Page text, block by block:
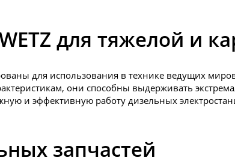
для тяжелой и
для использования в технике ведущих
они способны выдерживать
и эффективную работу дизельных
запчастей